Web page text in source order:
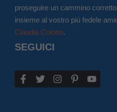
proseguire un cammino
insieme al vostro più fedele
Claudia Colono.
SEGUICI